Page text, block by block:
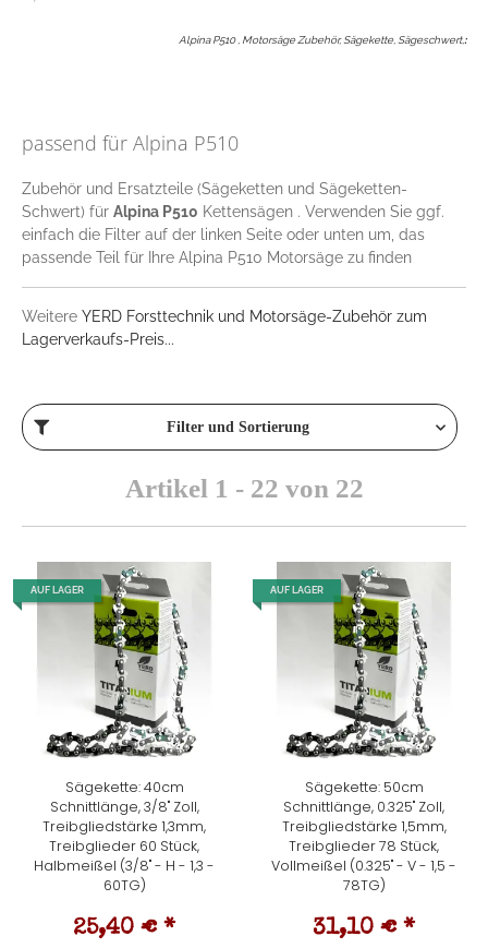
Alpina P510 , Motorsäge Zubehör, Sägekette, Sägeschwert,:
passend für Alpina P510
Zubehör und Ersatzteile (Sägeketten und Sägeketten-
Schwert) für Alpina P510 Kettensägen . Verwenden Sie ggf.
einfach die Filter auf der linken Seite oder unten um, das
passende Teil für Ihre Alpina P510 Motorsäge zu finden
Weitere YERD Forsttechnik und Motorsäge-Zubehör zum
Lagerverkaufs-Preis...
Filter und Sortierung
Artikel 1 - 22 von 22
AUF LAGER
Sägekette: 40cm
Schnittlänge, 3/8" Zoll,
Treibgliedstärke 1,3mm,
Treibglieder 60 Stück,
Halbmeißel (3/8" - H - 1,3 -
60TG)
25,40 € *
AUF LAGER
Sägekette: 50cm
Schnittlänge, 0.325" Zoll,
Treibgliedstärke 1,5mm,
Treibglieder 78 Stück,
Vollmeißel (0.325" - V - 1,5 -
78TG)
31,10 € *